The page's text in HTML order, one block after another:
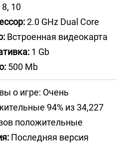
8, 10
2.0 GHz Dual Core
Встроенная видеокарта
1 Gb
500 Mb
о игре: Очень
94% из 34,227
положительные
Последняя версия